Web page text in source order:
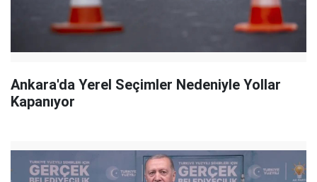
Ankara'da Yerel Seçimler Nedeniyle Yollar
Kapanıyor